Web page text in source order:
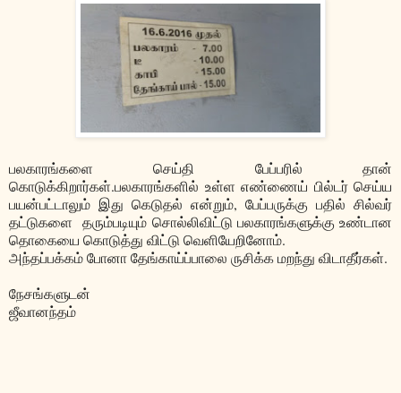
பலகாரங்களை செய்தி பேப்பரில் தான்
கொடுக்கிறார்கள்.பலகாரங்களில் உள்ள எண்ணைய் பில்டர் செய்ய
பயன்பட்டாலும் இது கெடுதல் என்றும், பேப்பருக்கு பதில் சில்வர்
தட்டுகளை தரும்படியும் சொல்லிவிட்டு பலகாரங்களுக்கு உண்டான
தொகையை கொடுத்து விட்டு வெளியேறினோம்.
அந்தப்பக்கம் போனா தேங்காய்ப்பாலை ருசிக்க மறந்து விடாதீர்கள்.
நேசங்களுடன்
ஜீவானந்தம்